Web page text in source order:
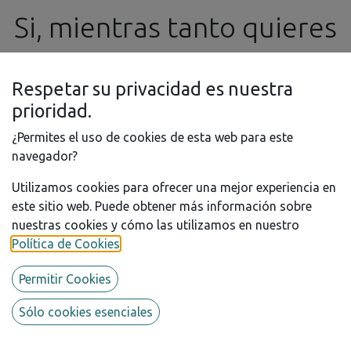
KITBOX-PZY - 1/24 FERRARI
DAYTONA SP3
Para los modelistas más avanzados y exigentes,
espectacular modelo en resina, de gran detalle y alta
calidad
Si, mientras tanto quieres
consulta, no dudes en
contactar con nosotros
por e-mail a
info@ssgproducts.com
Respetar su privacidad es nuestra
prioridad.
¿Permites el uso de cookies de esta web para este
navegador?
Utilizamos cookies para ofrecer una mejor experiencia en
este sitio web. Puede obtener más información sobre
nuestras cookies y cómo las utilizamos en nuestro
Política de Cookies
Permitir Cookies
Sólo cookies esenciales